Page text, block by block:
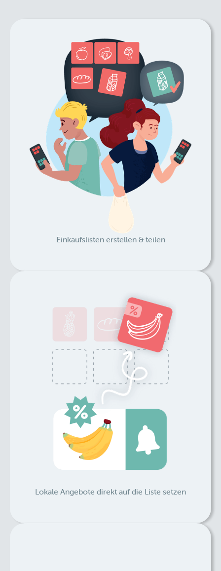
Einkaufslisten erstellen & teilen
Lokale Angebote direkt auf die Liste setzen